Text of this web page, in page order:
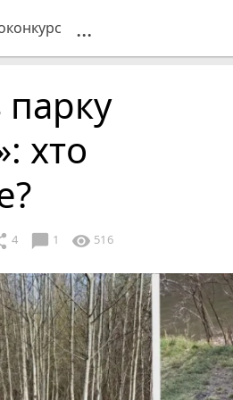
...
парку
хто
4 chat_bubble 1 visibility 516